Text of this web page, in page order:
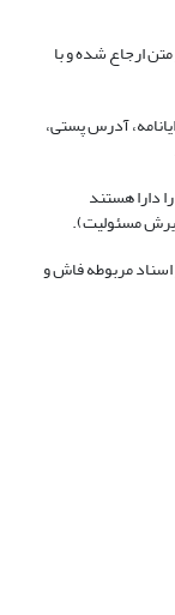
ارجاع شده و با
آدرس پستی،
دارا هستند
مسئولیت).
اسناد مربوطه فاش و